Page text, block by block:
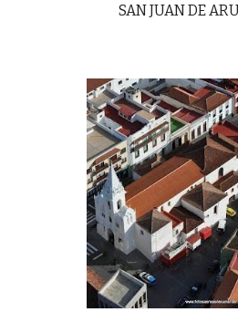
SAN JUAN DE